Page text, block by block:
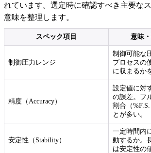
れています。選定時に確認すべき主要な
意味を整理します。
スペック項目 意味
制御圧力レンジ
制御可能な
プロセスの
に収まるか
精度（Accuracy）
設定値に対
の誤差。フ
割合（
とが多い。
安定性（Stability）
一定時間内
動するか。
は安定性の